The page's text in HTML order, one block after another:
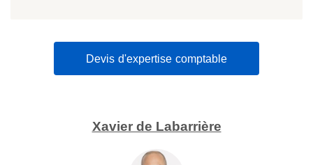
Devis d'expertise comptable
Xavier de Labarrière